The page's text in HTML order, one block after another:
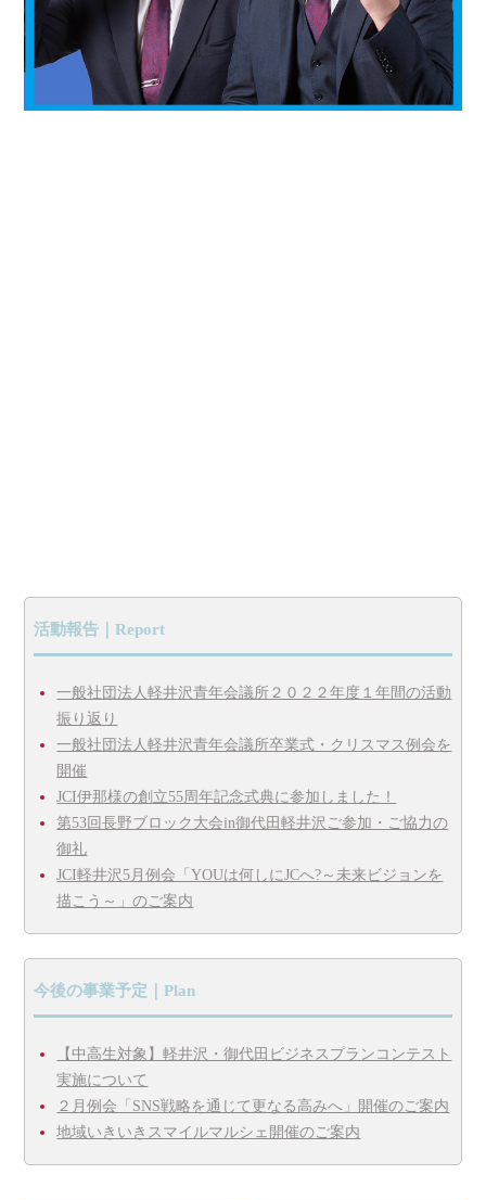
活動報告｜Report
一般社団法人軽井沢青年会議所２０２２年度１年間の活動
振り返り
一般社団法人軽井沢青年会議所卒業式・クリスマス例会を
開催
JCI伊那様の創立55周年記念式典に参加しました！
第53回長野ブロック大会in御代田軽井沢ご参加・ご協力の
御礼
JCI軽井沢5月例会「YOUは何しにJCへ?～未来ビジョンを
描こう～」のご案内
今後の事業予定｜Plan
【中高生対象】軽井沢・御代田ビジネスプランコンテスト
実施について
２月例会「SNS戦略を通じて更なる高みへ」開催のご案内
地域いきいきスマイルマルシェ開催のご案内